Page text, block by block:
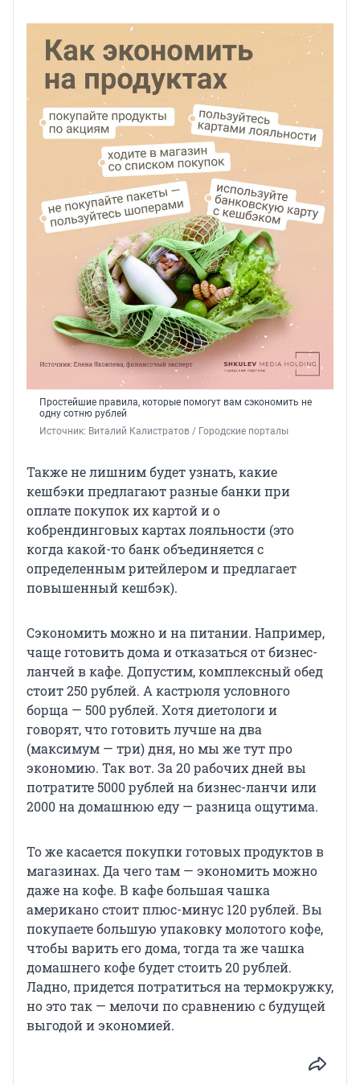
Простейшие правила, которые помогут вам сэкономить не
одну сотню рублей
Источник: Виталий Калистратов / Городские порталы
Также не лишним будет узнать, какие
кешбэки предлагают разные банки при
оплате покупок их картой и о
кобрендинговых картах лояльности (это
когда какой-то банк объединяется с
определенным ритейлером и предлагает
повышенный кешбэк).
Сэкономить можно и на питании. Например,
чаще готовить дома и отказаться от бизнес-
ланчей в кафе. Допустим, комплексный обед
стоит 250 рублей. А кастрюля условного
борща — 500 рублей. Хотя диетологи и
говорят, что готовить лучше на два
(максимум — три) дня, но мы же тут про
экономию. Так вот. За 20 рабочих дней вы
потратите 5000 рублей на бизнес-ланчи или
2000 на домашнюю еду — разница ощутима.
То же касается покупки готовых продуктов в
магазинах. Да чего там — экономить можно
даже на кофе. В кафе большая чашка
американо стоит плюс-минус 120 рублей. Вы
покупаете большую упаковку молотого кофе,
чтобы варить его дома, тогда та же чашка
домашнего кофе будет стоить 20 рублей.
Ладно, придется потратиться на термокружку,
но это так — мелочи по сравнению с будущей
выгодой и экономией.